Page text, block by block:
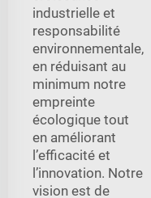
industrielle et
responsabilité
environnementale,
en réduisant au
minimum notre
empreinte
écologique tout
en améliorant
l’efficacité et
l’innovation. Notre
vision est de